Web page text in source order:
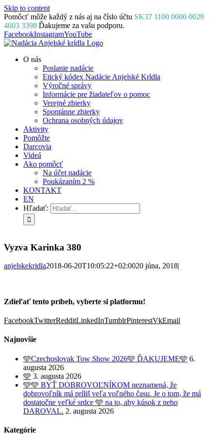
Skip to content
Pomôcť môže každý z nás aj na číslo účtu SK37 1100 0000 0029
4603 3398 Ďakujeme za vašu podporu.
FacebookInstagramYouTube
O nás
Poslanie nadácie
Etický kódex Nadácie Anjelské Krídla
Výročné správy
Informácie pre žiadateľov o pomoc
Verejné zbierky
Spontánne zbierky
Ochrana osobných údajov
Aktivity
Pomôžte
Darcovia
Videá
Ako pomôcť
Na účet nadácie
Poukázaním 2 %
KONTAKT
EN
Hľadať:
Vyzva Karinka 380
anjelskekridla2018-06-20T10:05:22+02:0020 júna, 2018|
Zdieľať tento príbeh, vyberte si platformu!
FacebookTwitterRedditLinkedInTumblrPinterestVkEmail
Najnovšie
🩵Czechoslovak Tow Show 2026🩵 ĎAKUJEME🩵 6.
augusta 2026
🩵 3. augusta 2026
🩵🩵 BYŤ DOBROVOĽNÍKOM neznamená, že
dobrovoľník má príliš veľa voľného času. Je o tom, že má
dostatočne veľké srdce 🩵 na to, aby kúsok z neho
DAROVAL. 2. augusta 2026
Kategórie